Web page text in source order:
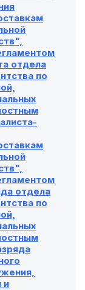
отдела
по
отдела
по
и